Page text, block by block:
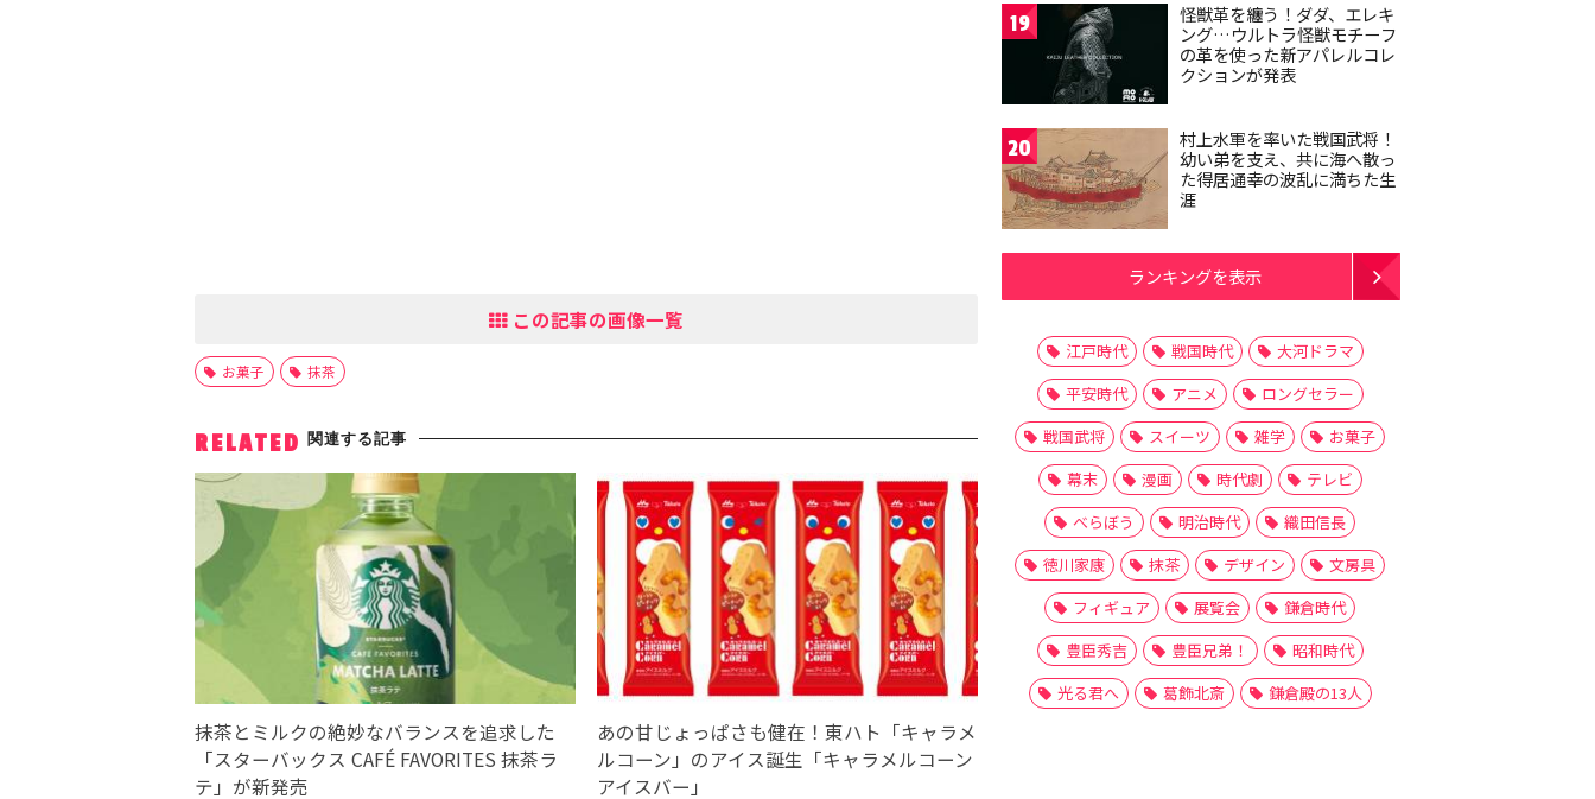
この記事の画像一覧
お菓子 抹茶
RELATED 関連する記事
抹茶とミルクの絶妙なバランスを追求した
「スターバックス CAFÉ FAVORITES 抹茶ラ
テ」が新発売
あの甘じょっぱさも健在！東ハト「キャラメ
ルコーン」のアイス誕生「キャラメルコーン
アイスバー」
19
怪獣革を纏う！ダダ、エレキ
ング…ウルトラ怪獣モチーフ
の革を使った新アパレルコレ
クションが発表
20
村上水軍を率いた戦国武将！
幼い弟を支え、共に海へ散っ
た得居通幸の波乱に満ちた生
涯
ランキングを表示
江戸時代 戦国時代
大河ドラマ
平安時代
アニメ
ロングセラー
戦国武将
スイーツ 雑学
お菓子
幕末
漫画 時代劇
テレビ
べらぼう
明治時代
織田信長
徳川家康
抹茶 デザイン
文房具
フィギュア
展覧会
鎌倉時代
豊臣秀吉
豊臣兄弟！
昭和時代
光る君へ
葛飾北斎 鎌倉殿の13人